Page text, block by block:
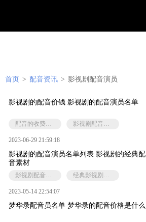
首页 > 配音资讯 > 影视剧配音演员
影视剧的配音价钱 影视剧的配音演员名单
配音的收费标准‍ 影视剧配音演员
2023-06-29 21:59:18
影视剧的配音演员名单列表 影视剧的经典配
音素材
影视剧配音演员 经典影视剧配音素材
2023-05-14 22:54:07
梦华录配音员名单 梦华录的配音价格是什么